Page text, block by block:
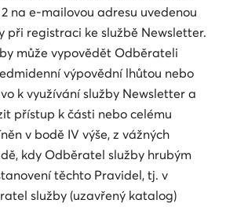
na e-mailovou adresu uvedenou
při registraci ke službě Newsletter.
může vypovědět Odběrateli
výpovědní lhůtou nebo
k využívání služby Newsletter a
přístup k části nebo celému
v bodě IV výše, z vážných
kdy Odběratel služby hrubým
těchto Pravidel, tj. v
služby (uzavřený katalog)